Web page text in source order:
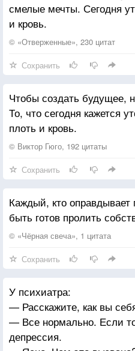
смелые мечты. Сегодня
и кровь.
© «Отверженные», 230 цитат
Сохранить
Чтобы создать будущее,
То, что сегодня кажется
плоть и кровь.
© Виктор Гюго, 192 цитаты
Сохранить
Каждый, кто
быть готов пролить
© «Чёрная свеча», 1 цитата
Сохранить
У психиатра:
— Расскажите, как вы
— Все нормально. Если
депрессия.